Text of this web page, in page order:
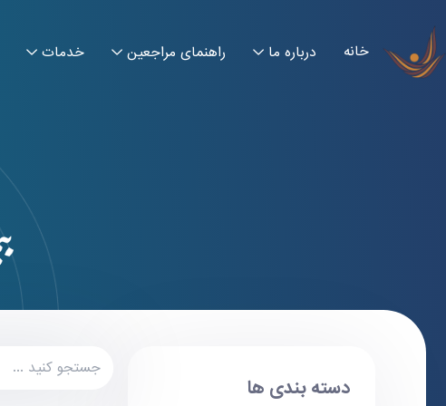
خانه درباره ما راهنمای مراجعین خدمات
دسته بندی ها